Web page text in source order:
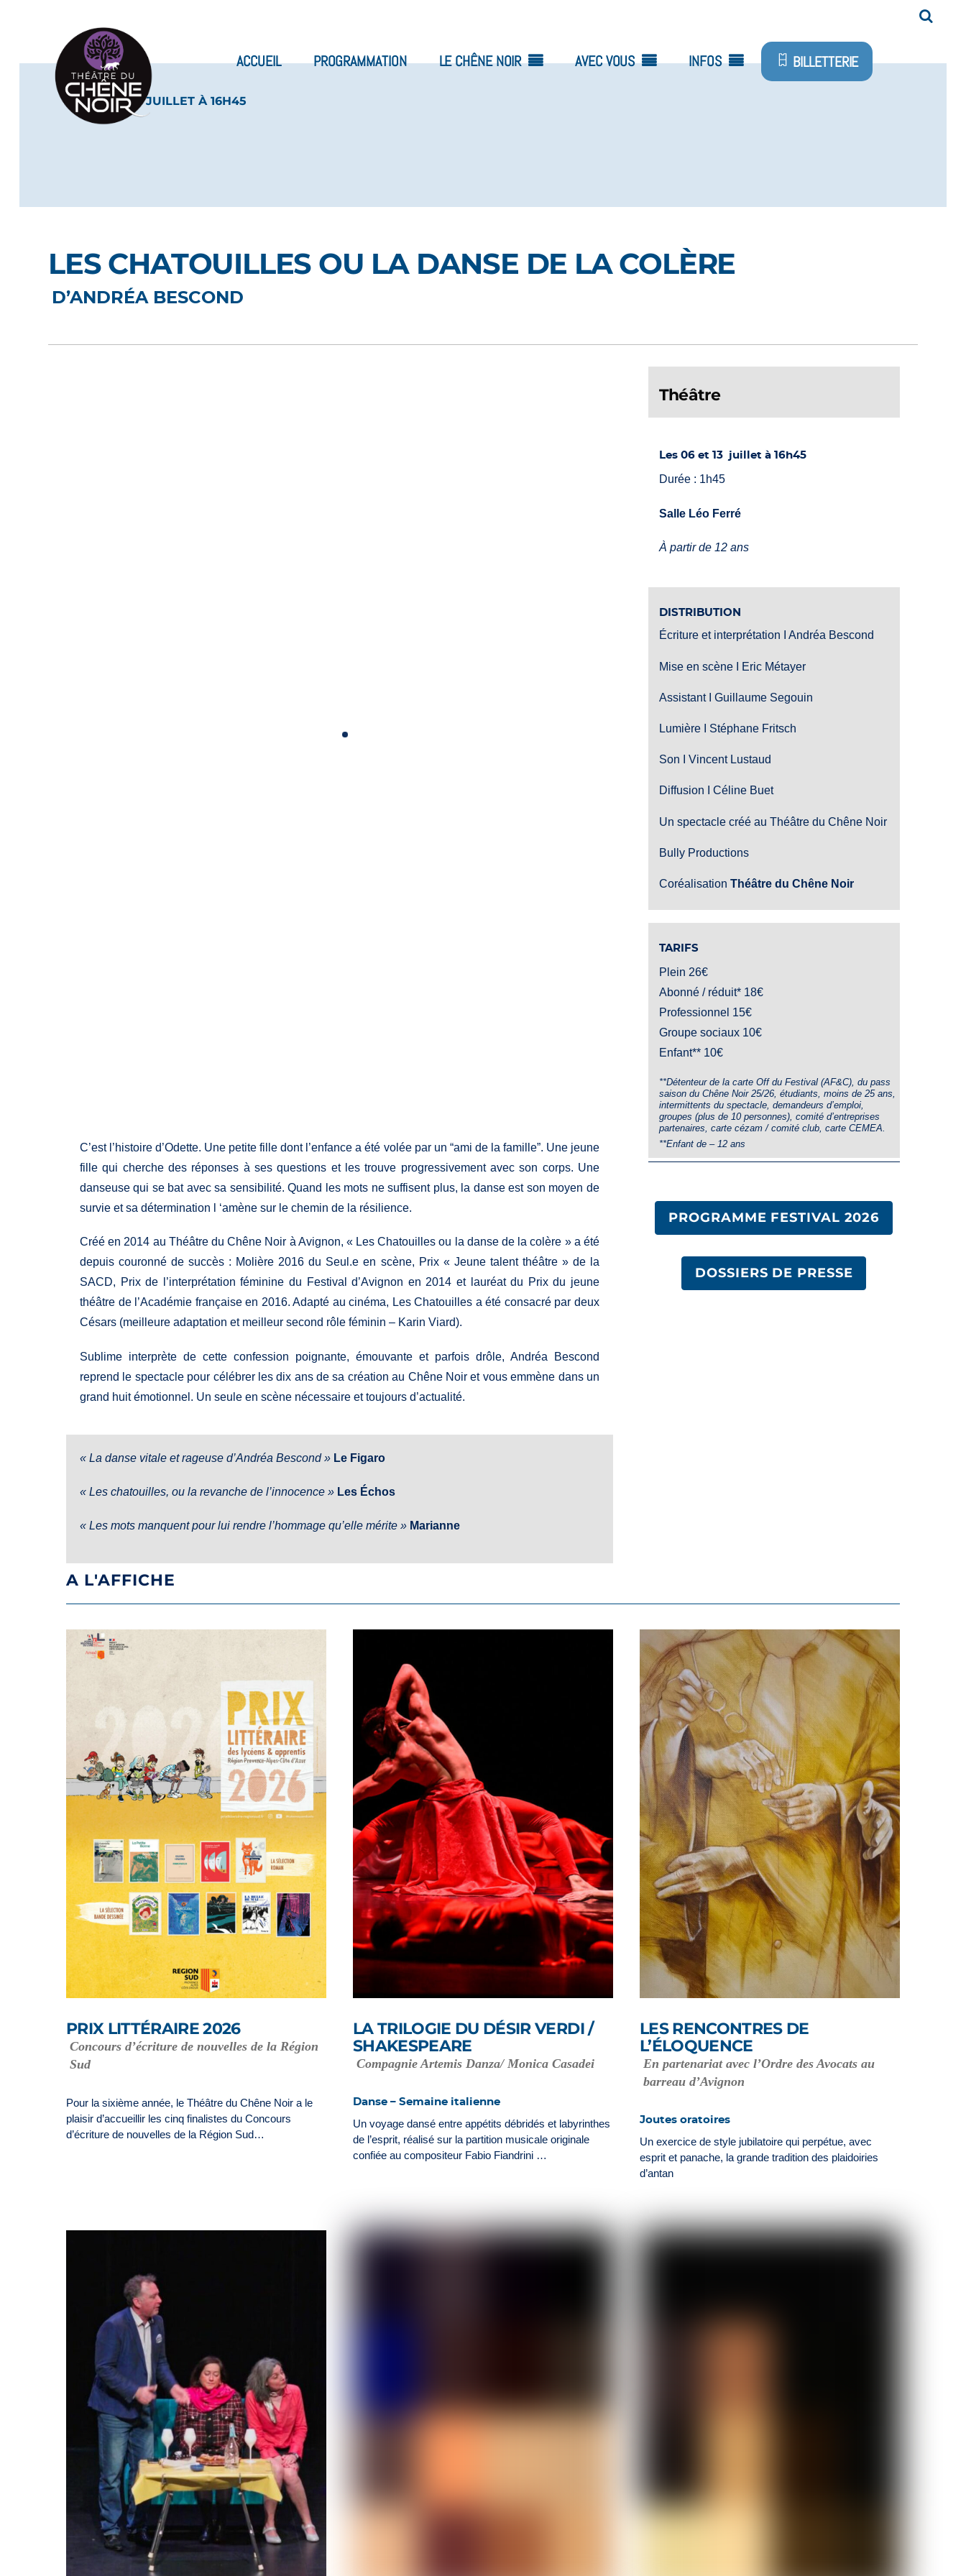
ACCUEIL PROGRAMMATION LE CHÊNE NOIR AVEC VOUS INFOS BILLETTERIE
LES 06 ET 13 JUILLET À 16H45
LES CHATOUILLES OU LA DANSE DE LA COLÈRE
D’ANDRÉA BESCOND
C’est l’histoire d’Odette. Une petite fille dont l’enfance a été volée par un “ami de la famille”. Une jeune
fille qui cherche des réponses à ses questions et les trouve progressivement avec son corps. Une
danseuse qui se bat avec sa sensibilité. Quand les mots ne suffisent plus, la danse est son moyen de
survie et sa détermination l ‘amène sur le chemin de la résilience.
Créé en 2014 au Théâtre du Chêne Noir à Avignon, « Les Chatouilles ou la danse de la colère » a été
depuis couronné de succès : Molière 2016 du Seul.e en scène, Prix « Jeune talent théâtre » de la
SACD, Prix de l’interprétation féminine du Festival d’Avignon en 2014 et lauréat du Prix du jeune
théâtre de l’Académie française en 2016. Adapté au cinéma, Les Chatouilles a été consacré par deux
Césars (meilleure adaptation et meilleur second rôle féminin – Karin Viard).
Sublime interprète de cette confession poignante, émouvante et parfois drôle, Andréa Bescond
reprend le spectacle pour célébrer les dix ans de sa création au Chêne Noir et vous emmène dans un
grand huit émotionnel. Un seule en scène nécessaire et toujours d’actualité.
« La danse vitale et rageuse d’Andréa Bescond » Le Figaro
« Les chatouilles, ou la revanche de l’innocence » Les Échos
« Les mots manquent pour lui rendre l’hommage qu’elle mérite » Marianne
Théâtre
Les 06 et 13 juillet à 16h45
Durée : 1h45
Salle Léo Ferré
À partir de 12 ans
DISTRIBUTION
Écriture et interprétation I Andréa Bescond
Mise en scène I Eric Métayer
Assistant I Guillaume Segouin
Lumière I Stéphane Fritsch
Son I Vincent Lustaud
Diffusion I Céline Buet
Un spectacle créé au Théâtre du Chêne Noir
Bully Productions
Coréalisation Théâtre du Chêne Noir
TARIFS
Plein 26€
Abonné / réduit* 18€
Professionnel 15€
Groupe sociaux 10€
Enfant** 10€
**Détenteur de la carte Off du Festival (AF&C), du pass
saison du Chêne Noir 25/26, étudiants, moins de 25 ans,
intermittents du spectacle, demandeurs d’emploi,
groupes (plus de 10 personnes), comité d’entreprises
partenaires, carte cézam / comité club, carte CEMEA.
**Enfant de – 12 ans
PROGRAMME FESTIVAL 2026
DOSSIERS DE PRESSE
A L'AFFICHE
PRIX LITTÉRAIRE 2026
Concours d’écriture de nouvelles de la Région
Sud
Pour la sixième année, le Théâtre du Chêne Noir a le
plaisir d’accueillir les cinq finalistes du Concours
d’écriture de nouvelles de la Région Sud…
LA TRILOGIE DU DÉSIR VERDI /
SHAKESPEARE
Compagnie Artemis Danza/ Monica Casadei
Danse – Semaine italienne
Un voyage dansé entre appétits débridés et labyrinthes
de l’esprit, réalisé sur la partition musicale originale
confiée au compositeur Fabio Fiandrini …
LES RENCONTRES DE
L’ÉLOQUENCE
En partenariat avec l’Ordre des Avocats au
barreau d’Avignon
Joutes oratoires
Un exercice de style jubilatoire qui perpétue, avec
esprit et panache, la grande tradition des plaidoiries
d’antan